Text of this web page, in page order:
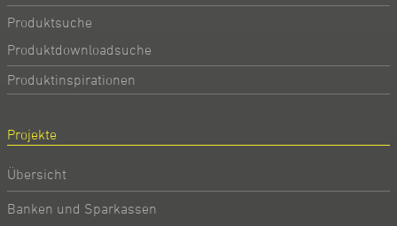
Produktsuche
Produktdownloadsuche
Produktinspirationen
Projekte
Übersicht
Banken und Sparkassen